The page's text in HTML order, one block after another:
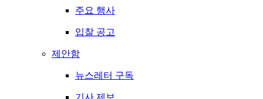
주요 행사
입찰 공고
제안함
뉴스레터 구독